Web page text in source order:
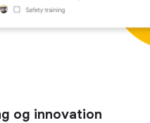
og innovation